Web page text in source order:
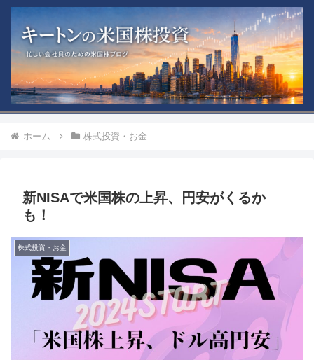
ホーム 株式投資・お金
新NISAで米国株の上昇、円安がくるか
も！
株式投資・お金